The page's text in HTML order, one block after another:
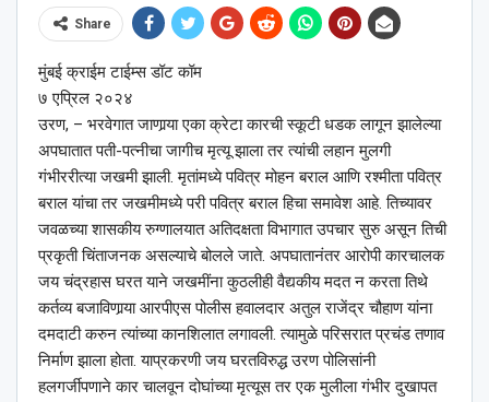
Share
मुंबई क्राईम टाईम्स डॉट कॉम
७ एप्रिल २०२४
उरण, – भरवेगात जाणार्‍या एका क्रेटा कारची स्कूटी धडक लागून झालेल्या
अपघातात पती-पत्नीचा जागीच मृत्यू झाला तर त्यांची लहान मुलगी
गंभीररीत्या जखमी झाली. मृतांमध्ये पवित्र मोहन बराल आणि रश्मीता पवित्र
बराल यांचा तर जखमीमध्ये परी पवित्र बराल हिचा समावेश आहे. तिच्यावर
जवळच्या शासकीय रुग्णालयात अतिदक्षता विभागात उपचार सुरु असून तिची
प्रकृती चिंताजनक असल्याचे बोलले जाते. अपघातानंतर आरोपी कारचालक
जय चंद्रहास घरत याने जखमींना कुठलीही वैद्यकीय मदत न करता तिथे
कर्तव्य बजाविणार्‍या आरपीएस पोलीस हवालदार अतुल राजेंद्र चौहाण यांना
दमदाटी करुन त्यांच्या कानशिलात लगावली. त्यामुळे परिसरात प्रचंड तणाव
निर्माण झाला होता. याप्रकरणी जय घरतविरुद्ध उरण पोलिसांनी
हलगर्जीपणाने कार चालवून दोघांच्या मृत्यूस तर एक मुलीला गंभीर दुखापत